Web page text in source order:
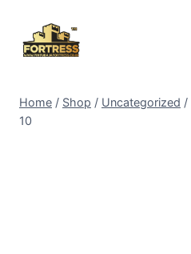
content
Home / Shop / Uncategorized /
10